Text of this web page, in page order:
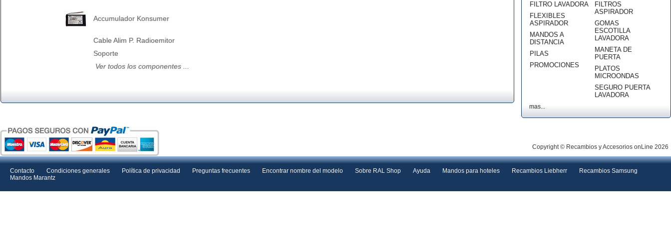
Accumulador Konsumer
Cable Alim P. Radioemitor
Soporte
Ver todos los componentes ...
FILTRO LAVADORA
FLEXIBLES
ASPIRADOR
MANDOS A
DISTANCIA
PILAS
PROMOCIONES
FILTROS
ASPIRADOR
GOMAS
ESCOTILLA
LAVADORA
MANETA DE
PUERTA
PLATOS
MICROONDAS
SEGURO PUERTA
LAVADORA
mas...
Copyright © Recambios y Accesorios onLine 2026
Contacto Condiciones generales Política de privacidad Preguntas frecuentes Encontrar nombre del modelo Sobre RAL Shop Ayuda Mandos para hoteles Recambios Liebherr
Recambios Samsung
Mandos Marantz